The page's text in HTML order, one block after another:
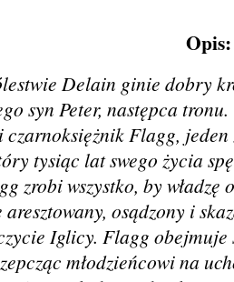
Opis:
Delain ginie dobry
syn Peter, następca
czarnoksiężnik Flagg,
tysiąc lat swego życia
zrobi wszystko, by władzę
aresztowany, osądzony i
Iglicy. Flagg
młodzieńcowi na